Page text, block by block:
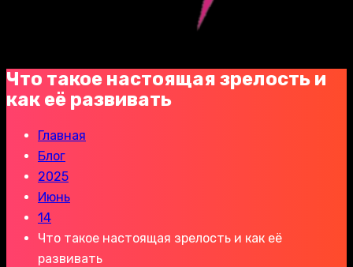
Что такое настоящая зрелость и
как её развивать
Главная
Блог
2025
Июнь
14
Что такое настоящая зрелость и как её
развивать